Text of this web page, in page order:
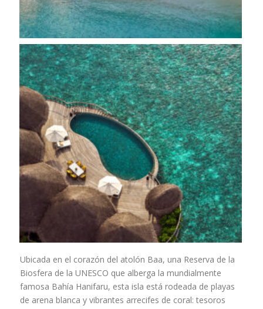
Ubicada en el corazón del atolón Baa, una Reserva de la
Biosfera de la UNESCO que alberga la mundialmente
famosa Bahía Hanifaru, esta isla está rodeada de playas
de arena blanca y vibrantes arrecifes de coral: tesoros